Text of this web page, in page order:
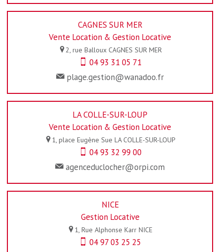
CAGNES SUR MER
Vente Location & Gestion Locative
2, rue Balloux CAGNES SUR MER
04 93 31 05 71
plage.gestion@wanadoo.fr
LA COLLE-SUR-LOUP
Vente Location & Gestion Locative
1, place Eugène Sue LA COLLE-SUR-LOUP
04 93 32 99 00
agenceduclocher@orpi.com
NICE
Gestion Locative
1, Rue Alphonse Karr NICE
04 97 03 25 25